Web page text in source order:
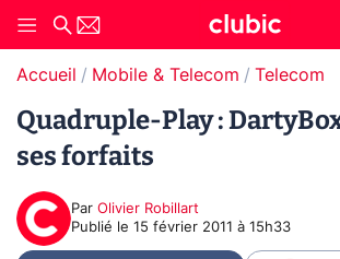
Accueil Mobile & Telecom Telecom
Quadruple-Play :
ses forfaits
Par Olivier Robillart
Publié le 15 février 2011 à 15h33